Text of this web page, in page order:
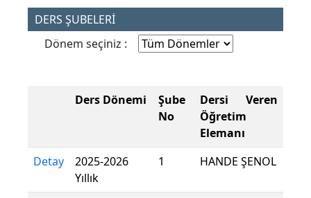
DERS ŞUBELERİ
Dönem seçiniz :
Ders Dönemi
Şube
No
Dersi Veren
Öğretim
Elemanı
Detay
2025-2026
Yıllık
1 HANDE ŞENOL